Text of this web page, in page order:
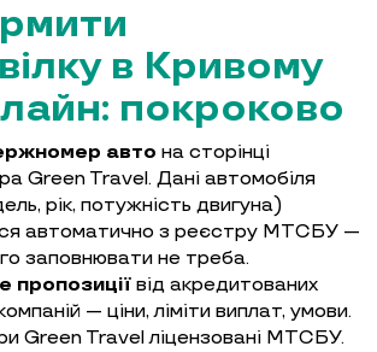
в Кривому
покроково
авто на сторінці
Green Travel. Дані автомобіля
рік, потужність двигуна)
автоматично з реєстру МТСБУ —
заповнювати не треба.
пропозиції від акредитованих
— ціни, ліміти виплат, умови.
Green Travel ліцензовані МТСБУ.